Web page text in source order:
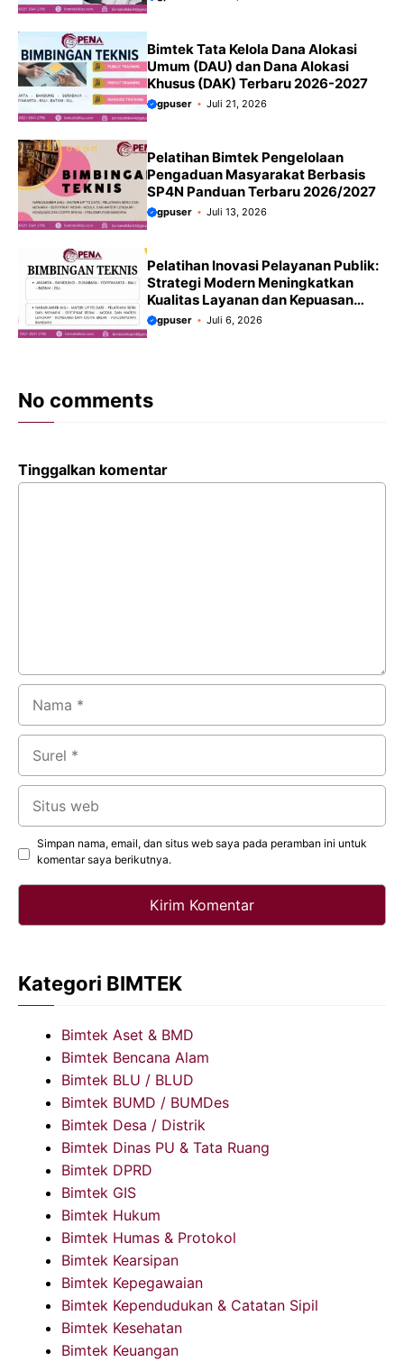
Bimtek Tata Kelola Dana Alokasi
Umum (DAU) dan Dana Alokasi
Khusus (DAK) Terbaru 2026-2027
gpuser Juli 21, 2026
Pelatihan Bimtek Pengelolaan
Pengaduan Masyarakat Berbasis
SP4N Panduan Terbaru 2026/2027
gpuser Juli 13, 2026
Pelatihan Inovasi Pelayanan Publik:
Strategi Modern Meningkatkan
Kualitas Layanan dan Kepuasan
Masyarakat Terbaru 2026/2027
gpuser Juli 6, 2026
No comments
Tinggalkan komentar
Komentar
Nama
Surel
Situs
web
Simpan nama, email, dan situs web saya pada peramban ini untuk
komentar saya berikutnya.
Kategori BIMTEK
Bimtek Aset & BMD
Bimtek Bencana Alam
Bimtek BLU / BLUD
Bimtek BUMD / BUMDes
Bimtek Desa / Distrik
Bimtek Dinas PU & Tata Ruang
Bimtek DPRD
Bimtek GIS
Bimtek Hukum
Bimtek Humas & Protokol
Bimtek Kearsipan
Bimtek Kepegawaian
Bimtek Kependudukan & Catatan Sipil
Bimtek Kesehatan
Bimtek Keuangan